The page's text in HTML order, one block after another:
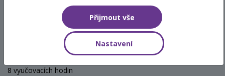
rodiči asertivní kooperativní
metodou win-win (webinář)
Hodinová dotace
8 vyučovacích hodin
Přijmout vše
Nastavení